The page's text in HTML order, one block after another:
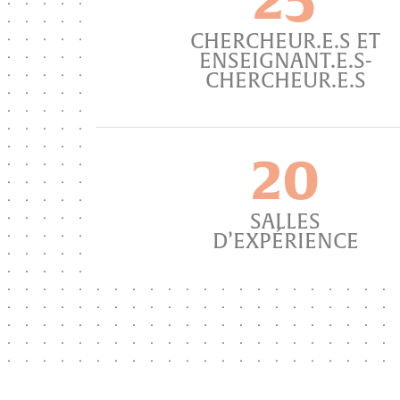
CHERCHEUR.E.S ET
ENSEIGNANT.E.S-
CHERCHEUR.E.S
20
SALLES
D’EXPÉRIENCE